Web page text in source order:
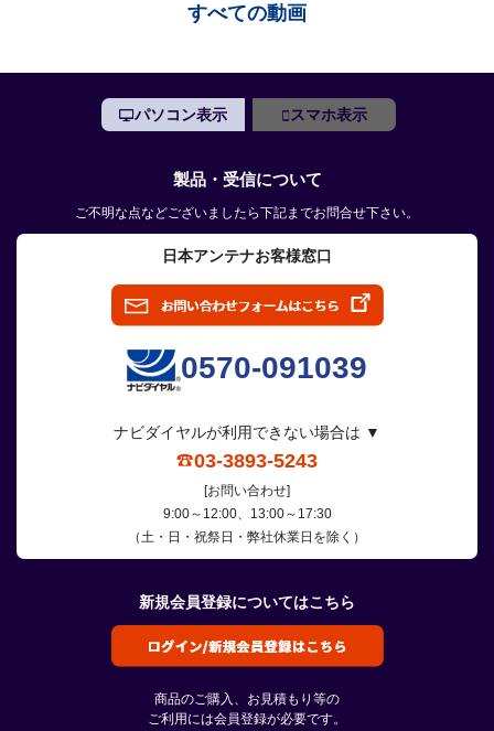
すべての動画
パソコン表示 スマホ表示
製品・受信について
ご不明な点などございましたら下記までお問合せ下さい。
日本アンテナお客様窓口
0570-091039
ナビダイヤルが利用できない場合は ▼
03-3893-5243
[お問い合わせ]
9:00～12:00、13:00～17:30
（土・日・祝祭日・弊社休業日を除く）
新規会員登録についてはこちら
商品のご購入、お見積もり等の
ご利用には会員登録が必要です。